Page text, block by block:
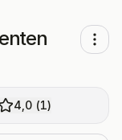
4,0(1)